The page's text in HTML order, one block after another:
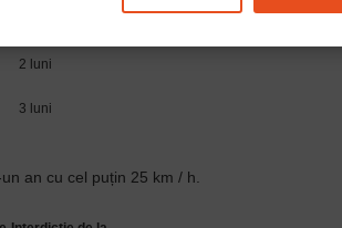
2 luni
3 luni
an cu cel puțin 25 km / h.